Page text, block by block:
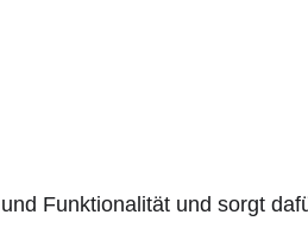
Funktionalität und sorgt